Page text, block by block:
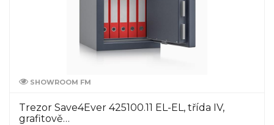
SHOWROOM FM
Trezor Save4Ever 425100.11 EL-EL, třída IV,
grafitově…